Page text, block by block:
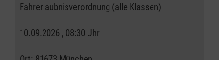
Fahrerlaubnisverordnung (alle Klassen)
10.09.2026 , 08:30 Uhr